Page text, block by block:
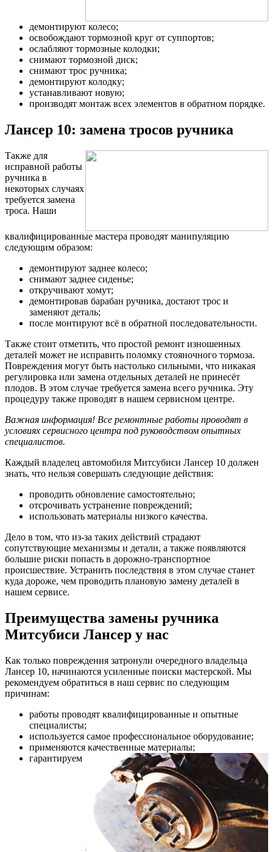
демонтируют колесо;
освобождают тормозной круг от суппортов;
ослабляют тормозные колодки;
снимают тормозной диск;
снимают трос ручника;
демонтируют колодку;
устанавливают новую;
производят монтаж всех элементов в обратном порядке.
Лансер 10: замена тросов ручника
Также для
исправной работы
ручника в
некоторых случаях
требуется замена
троса. Наши
квалифицированные мастера проводят манипуляцию
следующим образом:
демонтируют заднее колесо;
снимают заднее сиденье;
откручивают хомут;
демонтировав барабан ручника, достают трос и
заменяют деталь;
после монтируют всё в обратной последовательности.
Также стоит отметить, что простой ремонт изношенных
деталей может не исправить поломку стояночного тормоза.
Повреждения могут быть настолько сильными, что никакая
регулировка или замена отдельных деталей не принесёт
плодов. В этом случае требуется замена всего ручника. Эту
процедуру также проводят в нашем сервисном центре.
Важная информация! Все ремонтные работы проводят в
условиях сервисного центра под руководством опытных
специалистов.
Каждый владелец автомобиля Митсубиси Лансер 10 должен
знать, что нельзя совершать следующие действия:
проводить обновление самостоятельно;
отсрочивать устранение повреждений;
использовать материалы низкого качества.
Дело в том, что из-за таких действий страдают
сопутствующие механизмы и детали, а также появляются
большие риски попасть в дорожно-транспортное
происшествие. Устранить последствия в этом случае станет
куда дороже, чем проводить плановую замену деталей в
нашем сервисе.
Преимущества замены ручника
Митсубиси Лансер у нас
Как только повреждения затронули очередного владельца
Лансер 10, начинаются усиленные поиски мастерской. Мы
рекомендуем обратиться в наш сервис по следующим
причинам:
работы проводят квалифицированные и опытные
специалисты;
используется самое профессиональное оборудование;
применяются качественные материалы;
гарантируем